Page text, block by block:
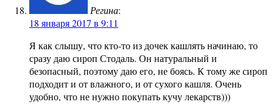
Регина:
18 января 2017 в 9:11
Я как слышу, что кто-то из дочек кашлять начинаю, то
сразу даю сироп Стодаль. Он натуральный и
безопасный, поэтому даю его, не боясь. К тому же сироп
подходит и от влажного, и от сухого кашля. Очень
удобно, что не нужно покупать кучу лекарств)))